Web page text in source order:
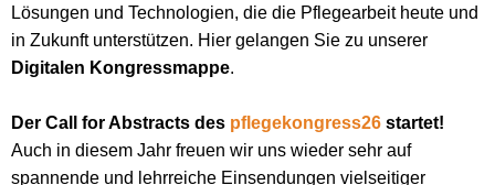
Lösungen und Technologien, die die Pflegearbeit heute und
in Zukunft unterstützen. Hier gelangen Sie zu unserer
Digitalen Kongressmappe.
Der Call for Abstracts des pflegekongress26 startet!
Auch in diesem Jahr freuen wir uns wieder sehr auf
spannende und lehrreiche Einsendungen vielseitiger